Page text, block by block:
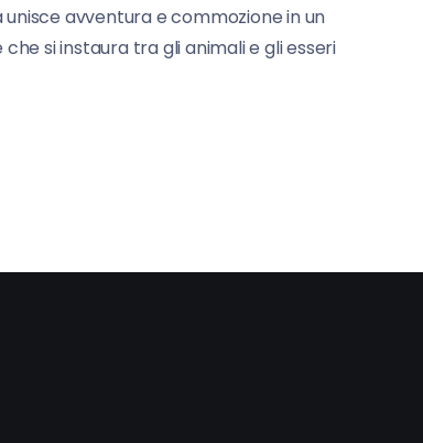
avventura e commozione in un
si instaura tra gli animali e gli esseri